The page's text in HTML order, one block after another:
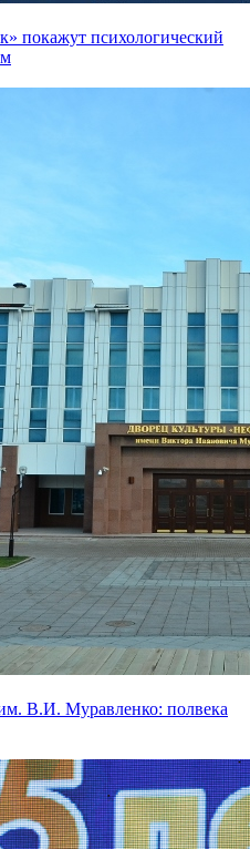
покажут психологический
В.И. Муравленко: полвека